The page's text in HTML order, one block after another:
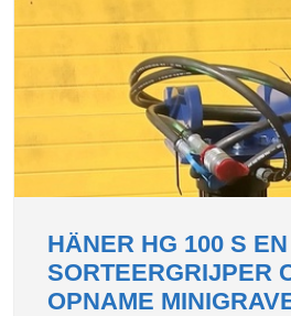
HÄNER HG 100 S
SORTEERGRIJPER
OPNAME